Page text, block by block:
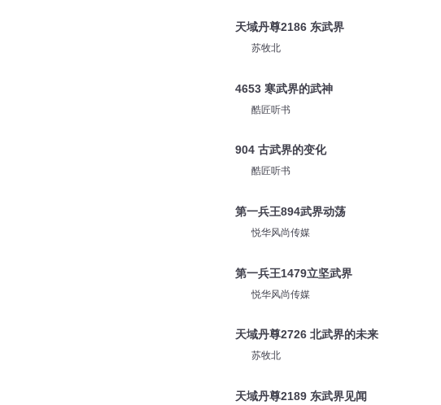
天域丹尊2186 东武界
苏牧北
4653 寒武界的武神
酷匠听书
904 古武界的变化
酷匠听书
第一兵王894武界动荡
悦华风尚传媒
第一兵王1479立坚武界
悦华风尚传媒
天域丹尊2726 北武界的未来
苏牧北
天域丹尊2189 东武界见闻